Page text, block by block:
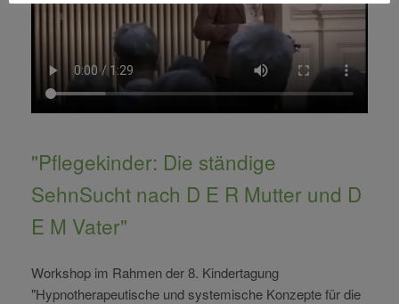
"Pflegekinder: Die ständige
SehnSucht nach D E R Mutter und D
E M Vater"
Workshop im Rahmen der 8. Kindertagung
"Hypnotherapeutische und systemische Konzepte für die